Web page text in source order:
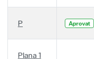
P Aprovat
Plana 1